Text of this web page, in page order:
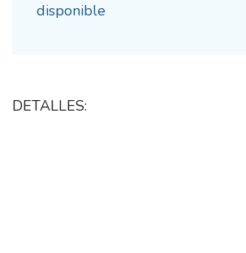
disponible
DETALLES: